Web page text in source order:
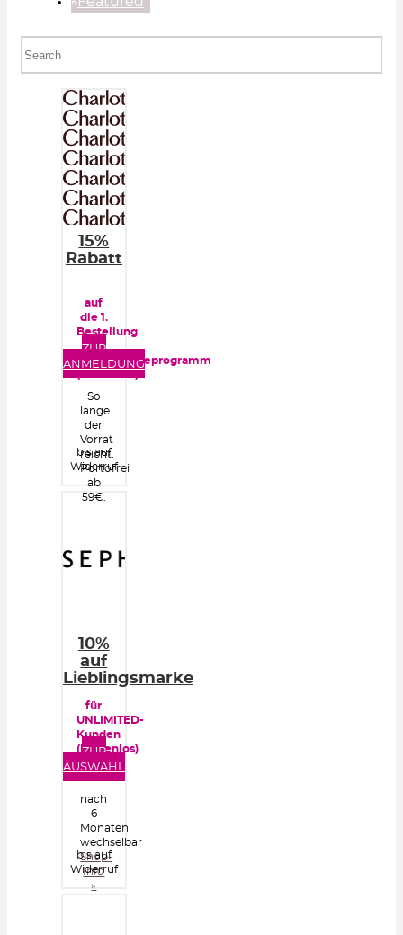
15%
Rabatt
auf
die 1.
Bestellung
im
Kundentreueprogramm
ZUR
ANMELDUNG
So
lange
der
Vorrat
reicht.
Portofrei
ab
59€.
bis auf
Widerruf
10%
auf
Lieblingsmarke
für
UNLIMITED-
Kunden
(kostenlos)
ZUR
AUSWAHL
nach
6
Monaten
wechselbar
Shop-
Info
»
bis auf
Widerruf